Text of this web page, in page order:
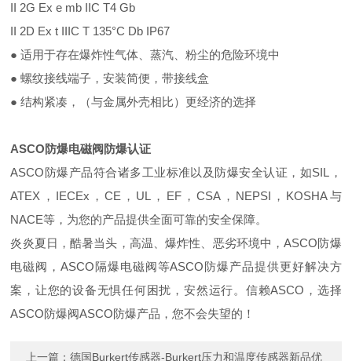
II 2G Ex e mb IIC T4 Gb
II 2D Ex t IIIC T 135°C Db IP67
● 适用于存在爆炸性气体、蒸汽、粉尘的危险环境中
● 螺纹接线端子，安装简便，带接线盒
● 结构紧凑，（与金属外壳相比）更经济的选择
ASCO防爆电磁阀防爆认证
ASCO防爆产品符合诸多工业标准以及防爆安全认证，如SIL，
ATEX，IECEx，CE，UL，EF，CSA，NEPSI，KOSHA与
NACE等，为您的产品提供全面可靠的安全保障。
炎炎夏日，酷暑当头，高温、爆炸性、恶劣环境中，ASCO防爆
电磁阀，ASCO隔爆电磁阀等ASCO防爆产品提供更好解决方
案，让您的设备无惧任何困扰，安然运行。信赖ASCO ，选择
ASCO防爆阀ASCO防爆产品，您不会失望的！
上一篇：德国Burkert传感器-Burkert压力和温度传感器新品优